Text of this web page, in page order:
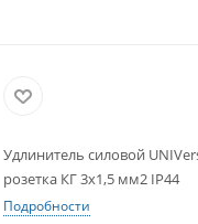
Удлинитель силовой
розетка КГ 3х1,5 мм2 IP44
Подробности